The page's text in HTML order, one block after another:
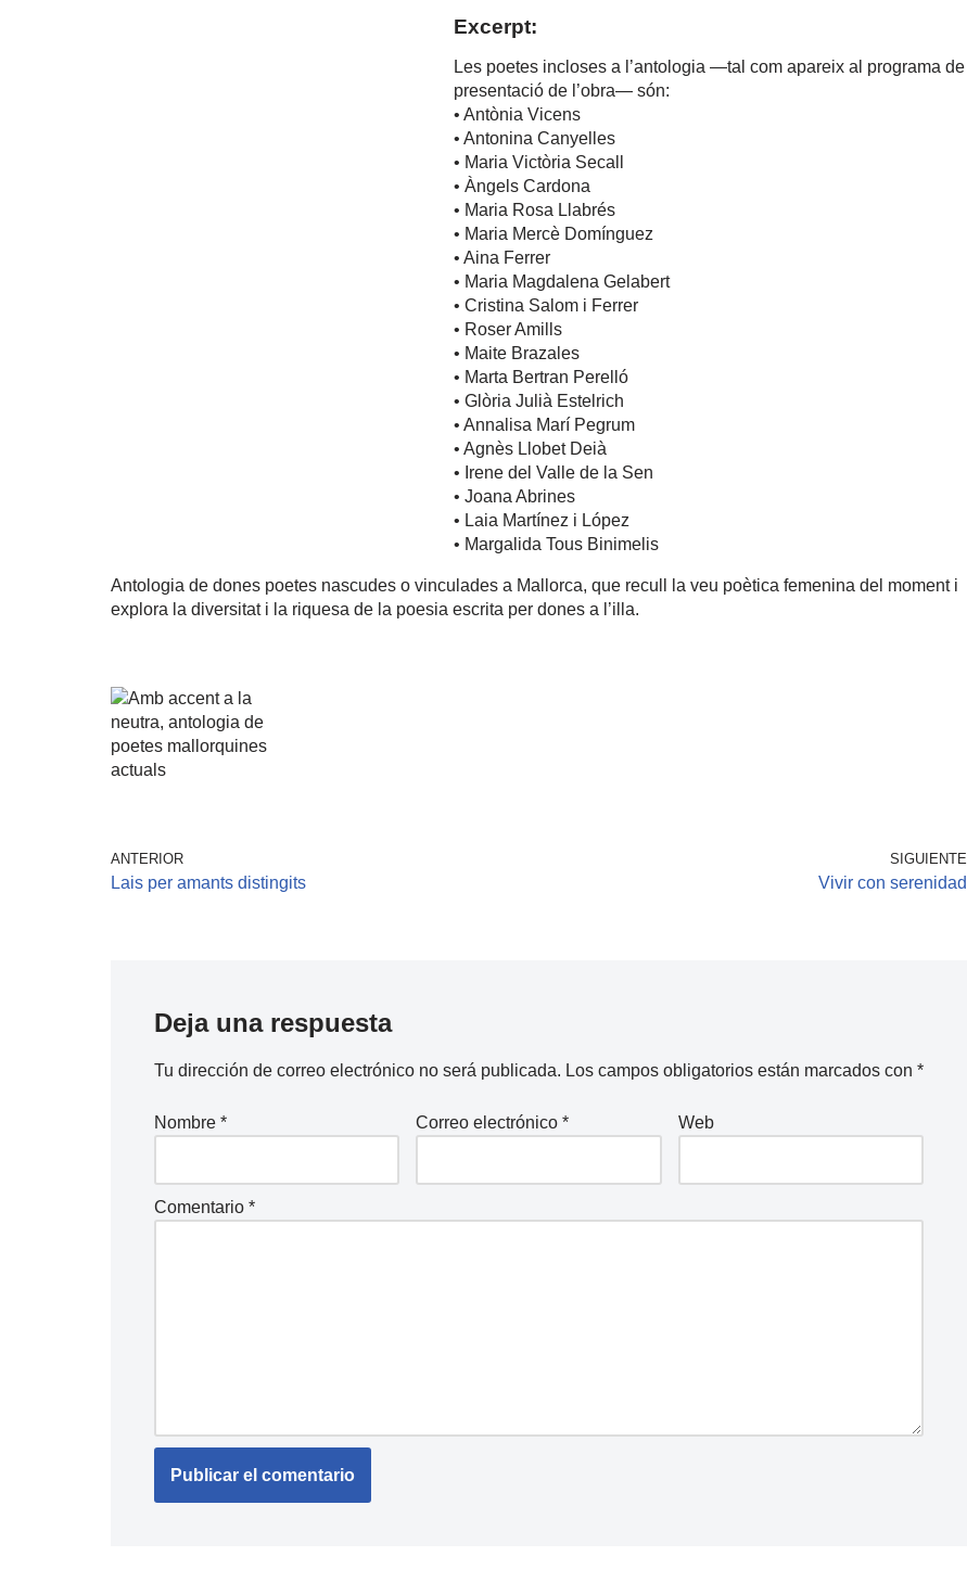
Excerpt:
Les poetes incloses a l’antologia —tal com apareix al programa de
presentació de l’obra— són:
• Antònia Vicens
• Antonina Canyelles
• Maria Victòria Secall
• Àngels Cardona
• Maria Rosa Llabrés
• Maria Mercè Domínguez
• Aina Ferrer
• Maria Magdalena Gelabert
• Cristina Salom i Ferrer
• Roser Amills
• Maite Brazales
• Marta Bertran Perelló
• Glòria Julià Estelrich
• Annalisa Marí Pegrum
• Agnès Llobet Deià
• Irene del Valle de la Sen
• Joana Abrines
• Laia Martínez i López
• Margalida Tous Binimelis
Antologia de dones poetes nascudes o vinculades a Mallorca, que recull la veu poètica femenina del moment i
explora la diversitat i la riquesa de la poesia escrita per dones a l’illa.
ANTERIOR
Lais per amants distingits
SIGUIENTE
Vivir con serenidad
Deja una respuesta
Tu dirección de correo electrónico no será publicada. Los campos obligatorios están marcados con *
Nombre * Correo electrónico* Web
Comentario *